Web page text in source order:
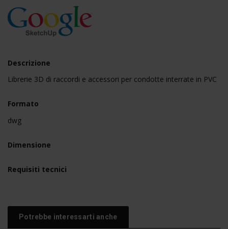
Descrizione
Librerie 3D di raccordi e accessori per condotte interrate in PVC
Formato
dwg
Dimensione
Requisiti tecnici
Potrebbe interessarti anche